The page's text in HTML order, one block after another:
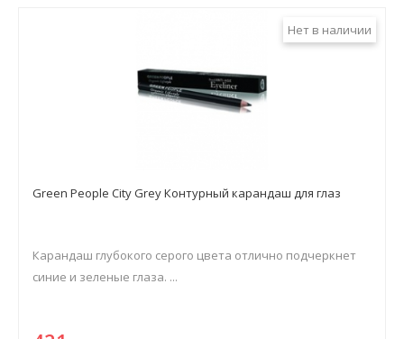
Нет в наличии
Green People City Grey Контурный карандаш для глаз
Карандаш глубокого серого цвета отлично подчеркнет
синие и зеленые глаза. ...